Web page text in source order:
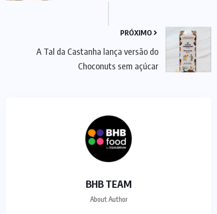
PRÓXIMO
A Tal da Castanha lança versão do
Choconuts sem açúcar
BHB TEAM
About Author